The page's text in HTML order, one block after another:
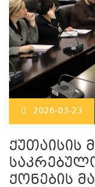
2026-03-23
ქუთაისის
ქონების